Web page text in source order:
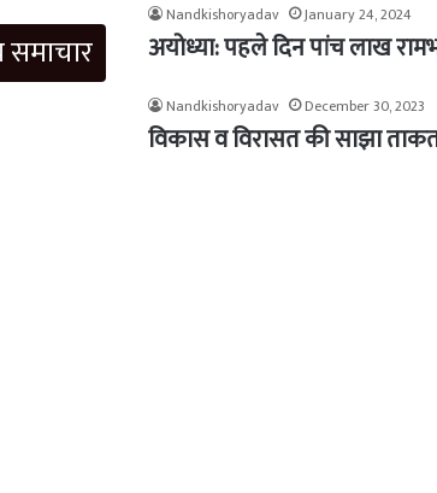
Nandkishoryadav January 24, 2024
अयोध्या: पहले दिन पांच लाख
Nandkishoryadav December 30, 2023
विकास व विरासत की साझा